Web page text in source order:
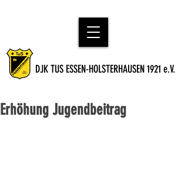
DJK TUS ESSEN-HOLSTERHAUSEN 1921 e.V.
Erhöhung Jugendbeitrag